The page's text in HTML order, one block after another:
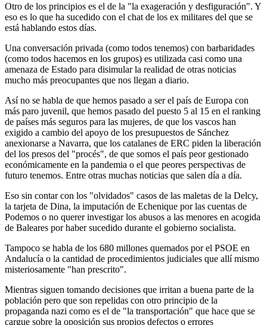
Otro de los principios es el de la "la exageración y desfiguración". Y
eso es lo que ha sucedido con el chat de los ex militares del que se
está hablando estos días.
Una conversación privada (como todos tenemos) con barbaridades
(como todos hacemos en los grupos) es utilizada casi como una
amenaza de Estado para disimular la realidad de otras noticias
mucho más preocupantes que nos llegan a diario.
Así no se habla de que hemos pasado a ser el país de Europa con
más paro juvenil, que hemos pasado del puesto 5 al 15 en el ranking
de países más seguros para las mujeres, de que los vascos han
exigido a cambio del apoyo de los presupuestos de Sánchez
anexionarse a Navarra, que los catalanes de ERC piden la liberación
del los presos del "procés", de que somos el país peor gestionado
económicamente en la pandemia o el que peores perspectivas de
futuro tenemos. Entre otras muchas noticias que salen día a día.
Eso sin contar con los "olvidados" casos de las maletas de la Delcy,
la tarjeta de Dina, la imputación de Echenique por las cuentas de
Podemos o no querer investigar los abusos a las menores en acogida
de Baleares por haber sucedido durante el gobierno socialista.
Tampoco se habla de los 680 millones quemados por el PSOE en
Andalucía o la cantidad de procedimientos judiciales que allí mismo
misteriosamente "han prescrito".
Mientras siguen tomando decisiones que irritan a buena parte de la
población pero que son repelidas con otro principio de la
propaganda nazi como es el de "la transportación" que hace que se
cargue sobre la oposición sus propios defectos o errores